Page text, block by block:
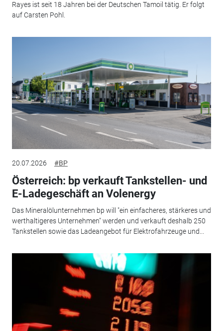
Rayes ist seit 18 Jahren bei der Deutschen Tamoil tätig. Er folgt
auf Carsten Pohl.
20.07.2026 #BP
Österreich: bp verkauft Tankstellen- und
E-Ladegeschäft an Volenergy
Das Mineralölunternehmen bp will "ein einfacheres, stärkeres und
werthaltigeres Unternehmen" werden und verkauft deshalb 250
Tankstellen sowie das Ladeangebot für Elektrofahrzeuge und...